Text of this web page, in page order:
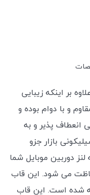
بر اینکه زیبایی
و با دوام بوده و
پذیر و به
بازار جزو
دوربین موبایل شما
می شود. این قاب
شده است. این قاب